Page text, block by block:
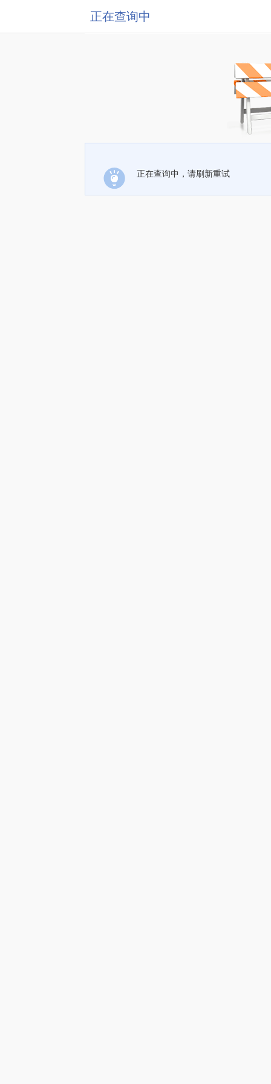
正在查询中
正在查询中，请刷新重试